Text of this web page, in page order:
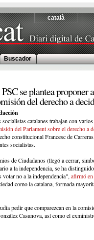
català
Buscador
se plantea proponer
del derecho a
socialistas catalanes trabajan con
del Parlament sobre el derecho a
constitucional Francesc de
socialistas.
de Ciudadanos (llegó a cerrar,
a la independencia, se ha
votar no a la independencia", afirmó
como la catalana, formada
pedir que comparezcan en la
Casanova, así como el